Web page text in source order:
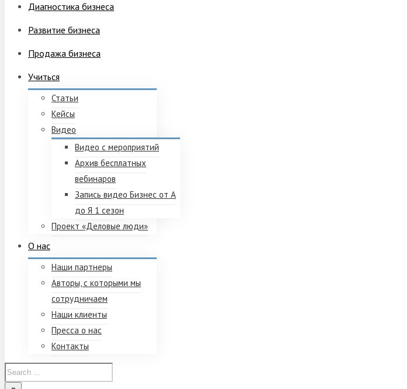
Диагностика бизнеса
Развитие бизнеса
Продажа бизнеса
Учиться
Статьи
Кейсы
Видео
Видео с мероприятий
Архив бесплатных
вебинаров
Запись видео Бизнес от А
до Я 1 сезон
Проект «Деловые люди»
О нас
Наши партнеры
Авторы, с которыми мы
сотрудничаем
Наши клиенты
Пресса о нас
Контакты